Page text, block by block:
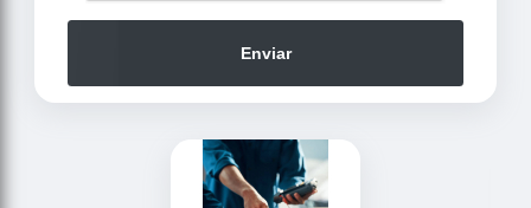
Enviar